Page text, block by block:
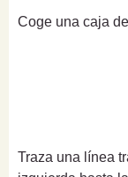
Coge una caja
Traza una línea